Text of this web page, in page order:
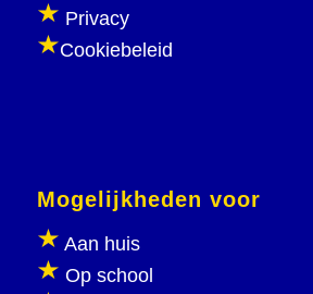
Privacy
Cookiebeleid
Mogelijkheden voor
Aan huis
Op school